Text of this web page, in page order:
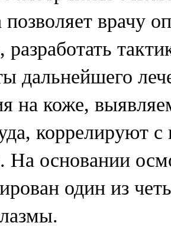
врачу
разработать
дальнейшего
на коже,
коррелируют с
На основании
один из